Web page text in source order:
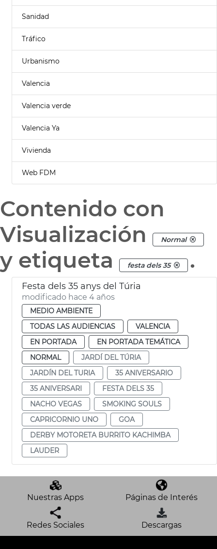
Sanidad
Tráfico
Urbanismo
Valencia
Valencia verde
Valencia Ya
Vivienda
Web FDM
Contenido con
Visualización
Normal
y etiqueta festa dels 35 .
Festa dels 35 anys del Túria
modificado hace 4 años
MEDIO AMBIENTE
TODAS LAS AUDIENCIAS
VALENCIA
EN PORTADA
EN PORTADA TEMÁTICA
NORMAL
JARDÍ DEL TÚRIA
JARDÍN DEL TURIA
35 ANIVERSARIO
35 ANIVERSARI
FESTA DELS 35
NACHO VEGAS
SMOKING SOULS
CAPRICORNIO UNO
GOA
DERBY MOTORETA BURRITO KACHIMBA
LAUDER
Nuestras Apps Páginas de Interés
Redes Sociales Descargas